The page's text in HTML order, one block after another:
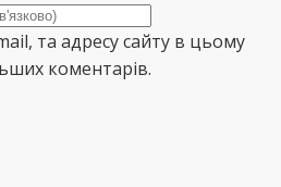
та адресу сайту в цьому
коментарів.